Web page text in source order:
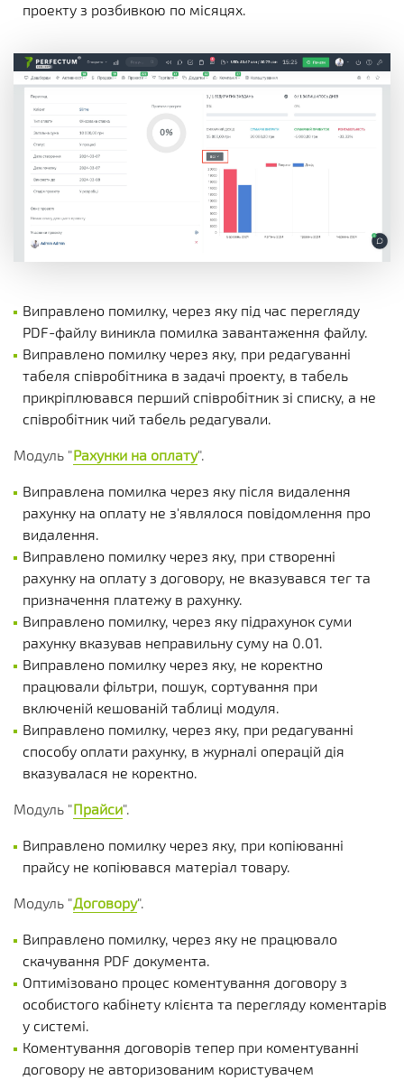
проекту з розбивкою по місяцях.
Виправлено помилку, через яку під час перегляду
PDF-файлу виникла помилка завантаження файлу.
Виправлено помилку через яку, при редагуванні
табеля співробітника в задачі проекту, в табель
прикріплювався перший співробітник зі списку, а не
співробітник чий табель редагували.
Модуль "Рахунки на оплату".
Виправлена помилка через яку після видалення
рахунку на оплату не з'являлося повідомлення про
видалення.
Виправлено помилку через яку, при створенні
рахунку на оплату з договору, не вказувався тег та
призначення платежу в рахунку.
Виправлено помилку, через яку підрахунок суми
рахунку вказував неправильну суму на 0.01.
Виправлено помилку через яку, не коректно
працювали фільтри, пошук, сортування при
включеній кешованій таблиці модуля.
Виправлено помилку, через яку, при редагуванні
способу оплати рахунку, в журналі операцій дія
вказувалася не коректно.
Модуль "Прайси".
Виправлено помилку через яку, при копіюванні
прайсу не копіювався матеріал товару.
Модуль "Договору".
Виправлено помилку, через яку не працювало
скачування PDF документа.
Оптимізовано процес коментування договору з
особистого кабінету клієнта та перегляду коментарів
у системі.
Коментування договорів тепер при коментуванні
договору не авторизованим користувачем